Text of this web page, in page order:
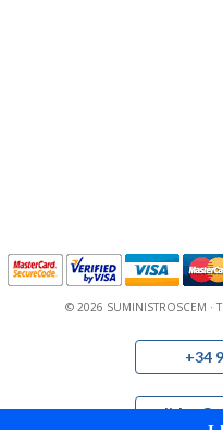
© 2026 SUMINISTROSCEM ·
+34